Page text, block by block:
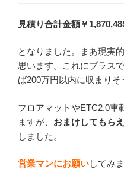
見積り合計金額￥
となりました。まあ現実
思います。これにプラス
ば200万円以内に収まりそ
フロアマットやETC2.0車
ますが、 おまけしてもら
しました。
営業マンにお願いしてみ